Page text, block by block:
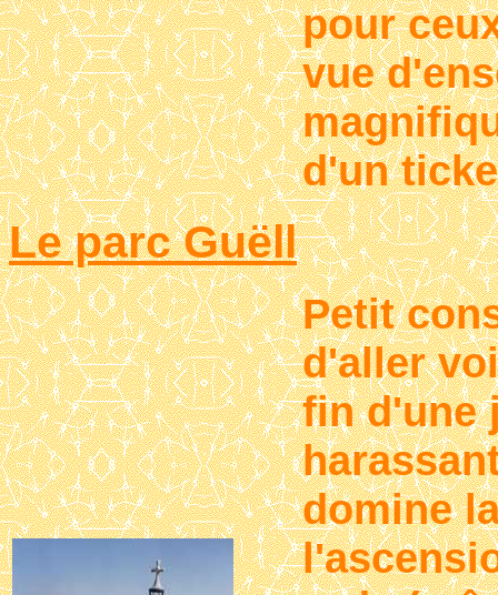
pour
vue
d'un
Le parc Guëll
Petit
d'aller
fin d'une
domine